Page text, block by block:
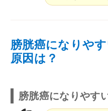
膀胱癌になりや
原因は？
膀胱癌になりやす